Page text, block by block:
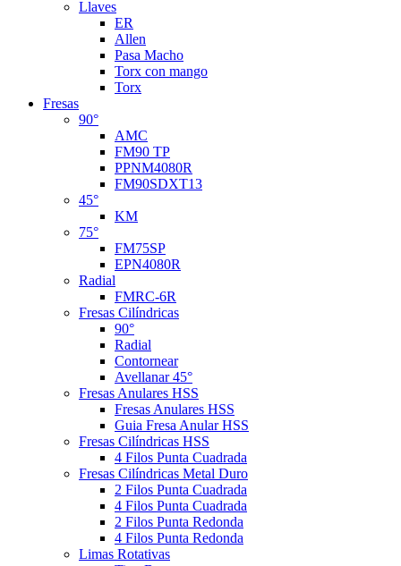
Llaves
ER
Allen
Pasa Macho
Torx con mango
Torx
Fresas
90°
AMC
FM90 TP
PPNM4080R
FM90SDXT13
45°
KM
75°
FM75SP
EPN4080R
Radial
FMRC-6R
Fresas Cilíndricas
90°
Radial
Contornear
Avellanar 45°
Fresas Anulares HSS
Fresas Anulares HSS
Guia Fresa Anular HSS
Fresas Cilíndricas HSS
4 Filos Punta Cuadrada
Fresas Cilíndricas Metal Duro
2 Filos Punta Cuadrada
4 Filos Punta Cuadrada
2 Filos Punta Redonda
4 Filos Punta Redonda
Limas Rotativas